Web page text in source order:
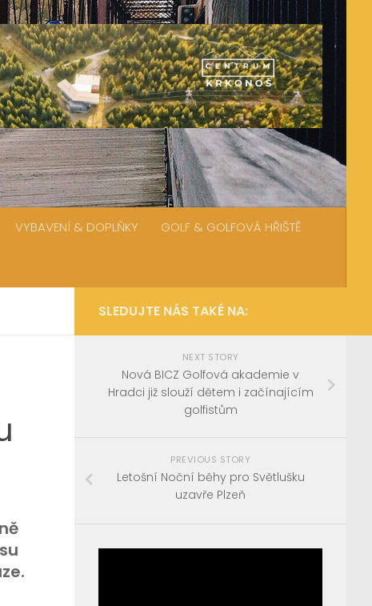
VYBAVENÍ & DOPLŇKY GOLF & GOLFOVÁ HŘIŠTĚ
SLEDUJTE NÁS TAKÉ NA:
NEXT STORY
Nová BICZ Golfová akademie v
Hradci již slouží dětem i začínajícím
golfistům
PREVIOUS STORY
Letošní Noční běhy pro Světlušku
uzavře Plzeň